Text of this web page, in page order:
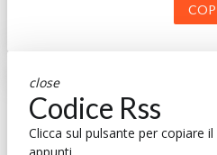
close
Codice Rss
Clicca sul pulsante per copiare il